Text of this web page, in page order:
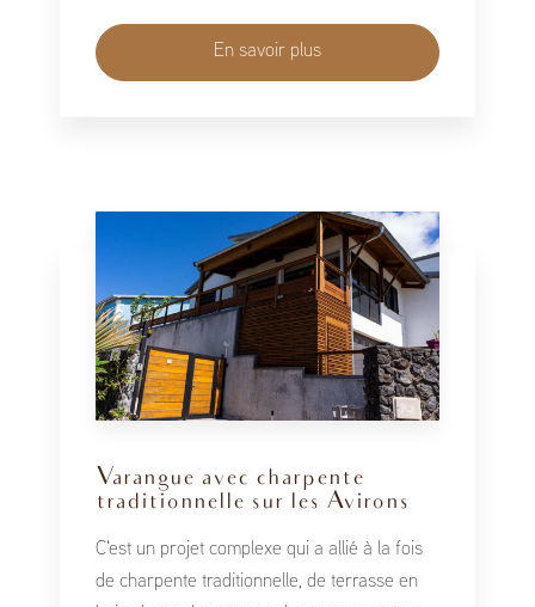
En savoir plus
Varangue avec charpente
traditionnelle sur les Avirons
C'est un projet complexe qui a allié à la fois
de charpente traditionnelle, de terrasse en